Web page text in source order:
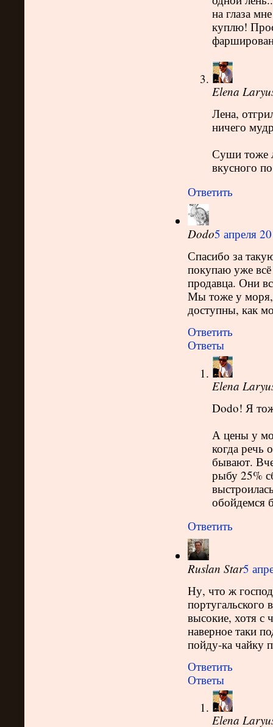
на глаза
куплю!
Elena
Лена,
ничего
Суши тоже
вкусного
Ответить
Dodo5 апреля
Спасибо за
покупаю уже
продавца. Они
Мы тоже у моря,
доступны, как
Ответить
Ответы
Elena
Dodo! Я
А цены у
когда речь
бывают.
рыбу 25%
обойдемся
Ответить
Ruslan Star5
Ну, что ж
португальского
высокие, хотя с
наверное таки
пойду-ка чайку
Ответить
Ответы
Elena